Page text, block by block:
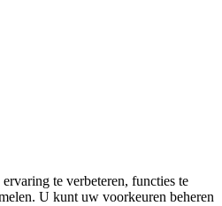
te verbeteren, functies te
U kunt uw voorkeuren beheren